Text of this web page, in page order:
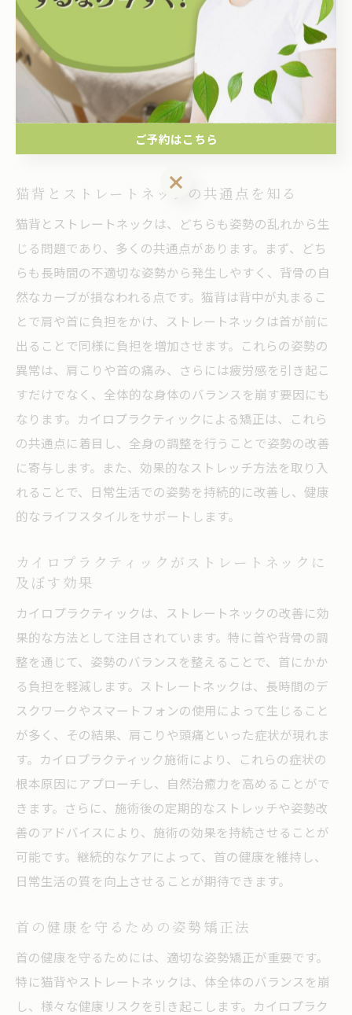
め、健康全般に悪影響を及ぼす可能性があります。この
ため、早期の改善が重要です。特に、カイロプラクティ
ックは、骨格の矯正を通じて自然な姿勢を取り戻す手助
けをし、健康リスクを軽減するために有効なアプローチ
です。日常生活で意識的に姿勢を正し、適度な休息を取
ることも、ストレートネックの予防に役立ちます。
猫背とストレートネックの共通点を知る
猫背とストレートネックは、どちらも姿勢の乱れから生
じる問題であり、多くの共通点があります。まず、どち
らも長時間の不適切な姿勢から発生しやすく、背骨の自
然なカーブが損なわれる点です。猫背は背中が丸まるこ
とで肩や首に負担をかけ、ストレートネックは首が前に
出ることで同様に負担を増加させます。これらの姿勢の
異常は、肩こりや首の痛み、さらには疲労感を引き起こ
すだけでなく、全体的な身体のバランスを崩す要因にも
なります。カイロプラクティックによる矯正は、これら
の共通点に着目し、全身の調整を行うことで姿勢の改善
に寄与します。また、効果的なストレッチ方法を取り入
れることで、日常生活での姿勢を持続的に改善し、健康
的なライフスタイルをサポートします。
カイロプラクティックがストレートネックに
及ぼす効果
カイロプラクティックは、ストレートネックの改善に効
果的な方法として注目されています。特に首や背骨の調
整を通じて、姿勢のバランスを整えることで、首にかか
る負担を軽減します。ストレートネックは、長時間のデ
スクワークやスマートフォンの使用によって生じること
が多く、その結果、肩こりや頭痛といった症状が現れま
す。カイロプラクティック施術により、これらの症状の
根本原因にアプローチし、自然治癒力を高めることがで
きます。さらに、施術後の定期的なストレッチや姿勢改
善のアドバイスにより、施術の効果を持続させることが
可能です。継続的なケアによって、首の健康を維持し、
日常生活の質を向上させることが期待できます。
首の健康を守るための姿勢矯正法
首の健康を守るためには、適切な姿勢矯正が重要です。
特に猫背やストレートネックは、体全体のバランスを崩
し、様々な健康リスクを引き起こします。カイロプラク
ご予約はこちら
ご予約はこちら